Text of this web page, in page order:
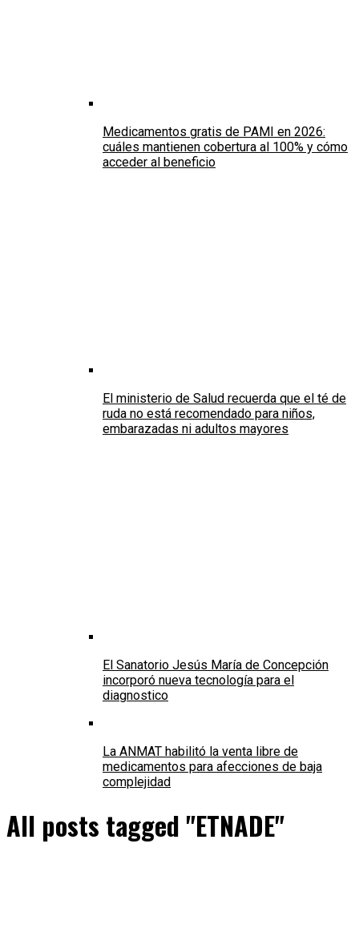
Medicamentos gratis de PAMI en 2026:
cuáles mantienen cobertura al 100% y cómo
acceder al beneficio
El ministerio de Salud recuerda que el té de
ruda no está recomendado para niños,
embarazadas ni adultos mayores
El Sanatorio Jesús María de Concepción
incorporó nueva tecnología para el
diagnostico
La ANMAT habilitó la venta libre de
medicamentos para afecciones de baja
complejidad
All posts tagged "ETNADE"